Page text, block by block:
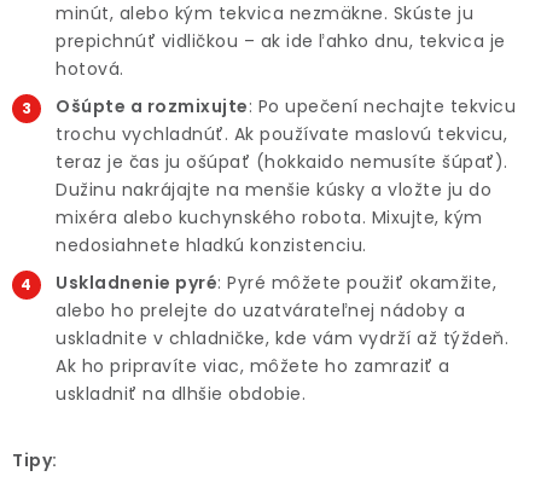
minút, alebo kým tekvica nezmäkne. Skúste ju
prepichnúť vidličkou – ak ide ľahko dnu, tekvica je
hotová.
Ošúpte a rozmixujte: Po upečení nechajte tekvicu
trochu vychladnúť. Ak používate maslovú tekvicu,
teraz je čas ju ošúpať (hokkaido nemusíte šúpať).
Dužinu nakrájajte na menšie kúsky a vložte ju do
mixéra alebo kuchynského robota. Mixujte, kým
nedosiahnete hladkú konzistenciu.
Uskladnenie pyré: Pyré môžete použiť okamžite,
alebo ho prelejte do uzatvárateľnej nádoby a
uskladnite v chladničke, kde vám vydrží až týždeň.
Ak ho pripravíte viac, môžete ho zamraziť a
uskladniť na dlhšie obdobie.
Tipy: